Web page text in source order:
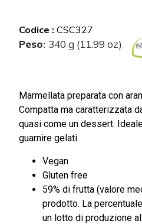
Codice : CSC327
Peso: 340 g (11.99 oz)
Marmellata preparata con
Compatta ma caratterizzata
quasi come un dessert.
guarnire gelati.
Vegan
Gluten free
59% di frutta (valore
prodotto. La
un lotto di produzione